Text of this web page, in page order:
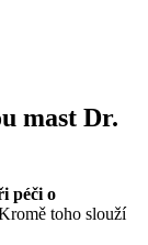
mast Dr.
péči o
toho slouží